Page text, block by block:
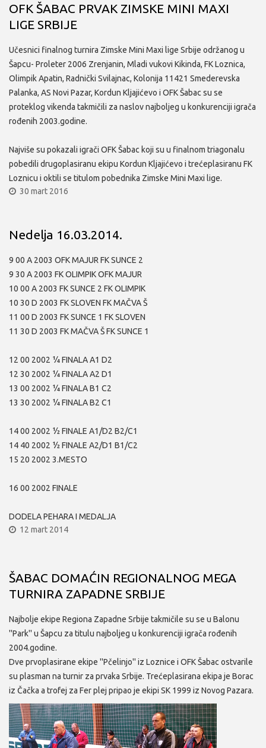
OFK ŠABAC PRVAK ZIMSKE MINI MAXI
LIGE SRBIJE
Učesnici finalnog turnira Zimske Mini Maxi lige Srbije održanog u
Šapcu- Proleter 2006 Zrenjanin, Mladi vukovi Kikinda, FK Loznica,
Olimpik Apatin, Radnički Svilajnac, Kolonija 11421 Smederevska
Palanka, AS Novi Pazar, Kordun Kljajićevo i OFK Šabac su se
proteklog vikenda takmičili za naslov najboljeg u konkurenciji igrača
rođenih 2003.godine.
Najviše su pokazali igrači OFK Šabac koji su u finalnom triagonalu
pobedili drugoplasiranu ekipu Kordun Kljajićevo i trećeplasiranu FK
Loznicu i oktili se titulom pobednika Zimske Mini Maxi lige.
30 mart 2016
Nedelja 16.03.2014.
9 00 A 2003 OFK MAJUR FK SUNCE 2
9 30 A 2003 FK OLIMPIK OFK MAJUR
10 00 A 2003 FK SUNCE 2 FK OLIMPIK
10 30 D 2003 FK SLOVEN FK MAČVA Š
11 00 D 2003 FK SUNCE 1 FK SLOVEN
11 30 D 2003 FK MAČVA Š FK SUNCE 1
12 00 2002 ¼ FINALA A1 D2
12 30 2002 ¼ FINALA A2 D1
13 00 2002 ¼ FINALA B1 C2
13 30 2002 ¼ FINALA B2 C1
14 00 2002 ½ FINALE A1/D2 B2/C1
14 40 2002 ½ FINALE A2/D1 B1/C2
15 20 2002 3.MESTO
16 00 2002 FINALE
DODELA PEHARA I MEDALJA
12 mart 2014
ŠABAC DOMAĆIN REGIONALNOG MEGA
TURNIRA ZAPADNE SRBIJE
Najbolje ekipe Regiona Zapadne Srbije takmičile su se u Balonu
''Park'' u Šapcu za titulu najboljeg u konkurenciji igrača rođenih
2004.godine.
Dve prvoplasirane ekipe ''Pčelinjo'' iz Loznice i OFK Šabac ostvarile
su plasman na turnir za prvaka Srbije. Trećeplasirana ekipa je Borac
iz Čačka a trofej za Fer plej pripao je ekipi SK 1999 iz Novog Pazara.